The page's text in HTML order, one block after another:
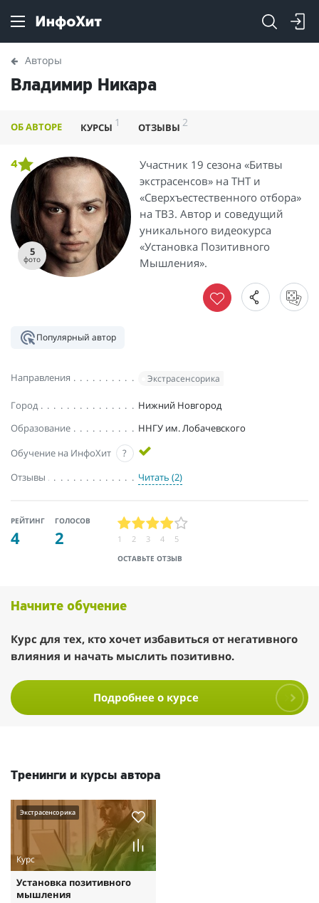
Авторы
Владимир Никара
ОБ АВТОРЕ КУРСЫ 1 ОТЗЫВЫ 2
5
фото
4
Участник 19 сезона «Битвы
экстрасенсов» на ТНТ и
«Сверхъестественного отбора»
на ТВ3. Автор и соведущий
уникального видеокурса
«Установка Позитивного
Мышления».
Популярный автор
Направления Экстрасенсорика
Город
Нижний Новгород
Образование
ННГУ им. Лобачевского
Обучение на ИнфоХит
?
Отзывы
Читать (2)
РЕЙТИНГ
4
ГОЛОСОВ
2
ОСТАВЬТЕ ОТЗЫВ
1 2 3 4 5
Начните обучение
Курс для тех, кто хочет избавиться от негативного
влияния и начать мыслить позитивно.
Подробнее о курсе
Тренинги и курсы автора
Экстрасенсорика
Курс
Установка позитивного
мышления